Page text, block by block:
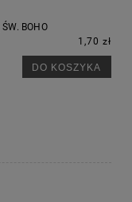
BOHO
1,70 zł
DO KOSZYKA